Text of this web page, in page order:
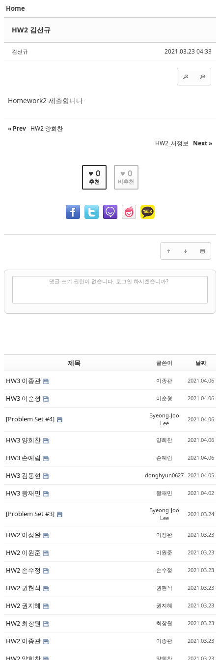
Home
2021.03.23 04:33
HW2 김선규
김선규
Homework2 제출합니다
« Prev HW2 양희찬
HW2_서정보
Next »
♥ 0
추천
♥ 0
비추천
댓글 쓰기 권한이 없습니다. 로그인 하시겠습니까?
제목 글쓴이 날짜
HW3 이종관 이종관 2021.04.06
HW3 이순형 이순형 2021.04.06
[Problem Set #4]
Byeong-Joo
Lee
2021.04.06
HW3 양희찬 양희찬 2021.04.06
HW3 손예림 손예림 2021.04.06
HW3 김동현 donghyun0627 2021.04.05
HW3 왕재민 왕재민 2021.04.02
[Problem Set #3]
Byeong-Joo
Lee
2021.03.24
HW2 이정완 이정완 2021.03.23
HW2 이원준 이원준 2021.03.23
HW2 손수정 손수정 2021.03.23
HW2 권현석 권현석 2021.03.23
HW2 권지혜 권지혜 2021.03.23
HW2 최창원 최창원 2021.03.23
HW2 이종관 이종관 2021.03.23
양희찬 2021.03.23
Sketchbook5, 스케치북5
Sketchbook5, 스케치북5
Sketchbook5, 스케치북5
Sketchbook5, 스케치북5